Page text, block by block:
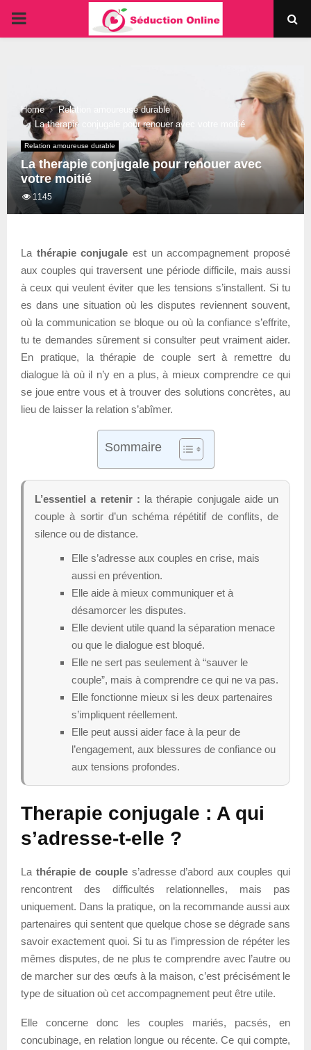
PRIMARY
Home
Relation amoureuse durable
La therapie conjugale pour renouer avec votre moitié
Relation amoureuse durable
La therapie conjugale pour renouer avec
votre moitié
1145
La thérapie conjugale est un accompagnement proposé
aux couples qui traversent une période difficile, mais aussi
à ceux qui veulent éviter que les tensions s’installent. Si tu
es dans une situation où les disputes reviennent souvent,
où la communication se bloque ou où la confiance s’effrite,
tu te demandes sûrement si consulter peut vraiment aider.
En pratique, la thérapie de couple sert à remettre du
dialogue là où il n’y en a plus, à mieux comprendre ce qui
se joue entre vous et à trouver des solutions concrètes, au
lieu de laisser la relation s’abîmer.
Sommaire
L’essentiel a retenir : la thérapie conjugale aide un
couple à sortir d’un schéma répétitif de conflits, de
silence ou de distance.
Elle s’adresse aux couples en crise, mais
aussi en prévention.
Elle aide à mieux communiquer et à
désamorcer les disputes.
Elle devient utile quand la séparation menace
ou que le dialogue est bloqué.
Elle ne sert pas seulement à “sauver le
couple”, mais à comprendre ce qui ne va pas.
Elle fonctionne mieux si les deux partenaires
s’impliquent réellement.
Elle peut aussi aider face à la peur de
l’engagement, aux blessures de confiance ou
aux tensions profondes.
Therapie conjugale : A qui
s’adresse-t-elle ?
La thérapie de couples’adresse d’abord aux couples qui
rencontrent des difficultés relationnelles, mais pas
uniquement. Dans la pratique, on la recommande aussi aux
partenaires qui sentent que quelque chose se dégrade sans
savoir exactement quoi. Si tu as l’impression de répéter les
mêmes disputes, de ne plus te comprendre avec l’autre ou
de marcher sur des œufs à la maison, c’est précisément le
type de situation où cet accompagnement peut être utile.
Elle concerne donc les couples mariés, pacsés, en
concubinage, en relation longue ou récente. Ce qui compte,